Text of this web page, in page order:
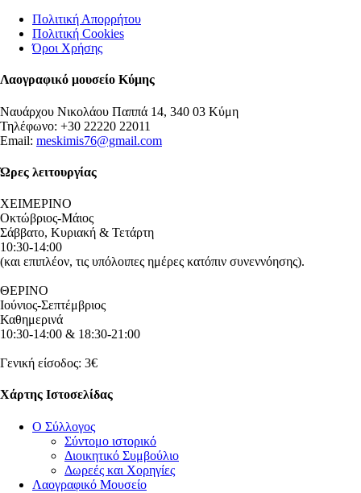
Πολιτική Απορρήτου
Πολιτική Cookies
Όροι Χρήσης
Λαογραφικό μουσείο Κύμης
Ναυάρχου Νικολάου Παππά 14, 340 03 Κύμη
Τηλέφωνο: +30 22220 22011
Email: meskimis76@gmail.com
Ώρες λειτουργίας
ΧΕΙΜΕΡΙΝΟ
Οκτώβριος-Μάιος
Σάββατο, Κυριακή & Τετάρτη
10:30-14:00
(και επιπλέον, τις υπόλοιπες ημέρες κατόπιν συνεννόησης).
ΘΕΡΙΝΟ
Ιούνιος-Σεπτέμβριος
Καθημερινά
10:30-14:00 & 18:30-21:00
Γενική είσοδος: 3€
Χάρτης Ιστοσελίδας
Ο Σύλλογος
Σύντομο ιστορικό
Διοικητικό Συμβούλιο
Δωρεές και Χορηγίες
Λαογραφικό Μουσείο